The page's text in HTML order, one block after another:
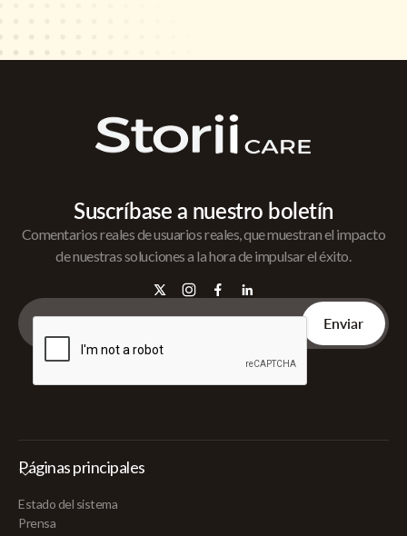
Suscríbase a nuestro boletín
Comentarios reales de usuarios reales, que muestran el impacto
de nuestras soluciones a la hora de impulsar el éxito.
Páginas principales
Estado del sistema
Prensa